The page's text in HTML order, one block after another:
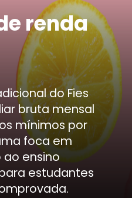
do Fies
bruta mensal
mínimos por
foca em
ensino
estudantes
renda